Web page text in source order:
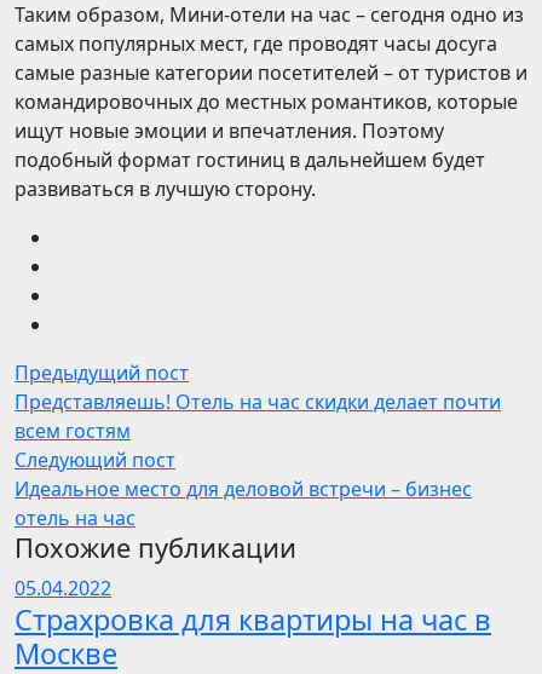
Таким образом, Мини-отели на час – сегодня одно из
самых популярных мест, где проводят часы досуга
самые разные категории посетителей – от туристов и
командировочных до местных романтиков, которые
ищут новые эмоции и впечатления. Поэтому
подобный формат гостиниц в дальнейшем будет
развиваться в лучшую сторону.
Предыдущий пост
Представляешь! Отель на час скидки делает почти
всем гостям
Следующий пост
Идеальное место для деловой встречи – бизнес
отель на час
Похожие публикации
05.04.2022
Страхровка для квартиры на час в
Москве